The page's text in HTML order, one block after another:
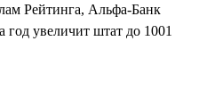
Рейтинга, Альфа‑Банк
год увеличит штат до 1001